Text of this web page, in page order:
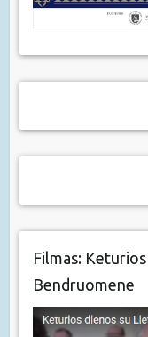
Filmas:
Bendruomene